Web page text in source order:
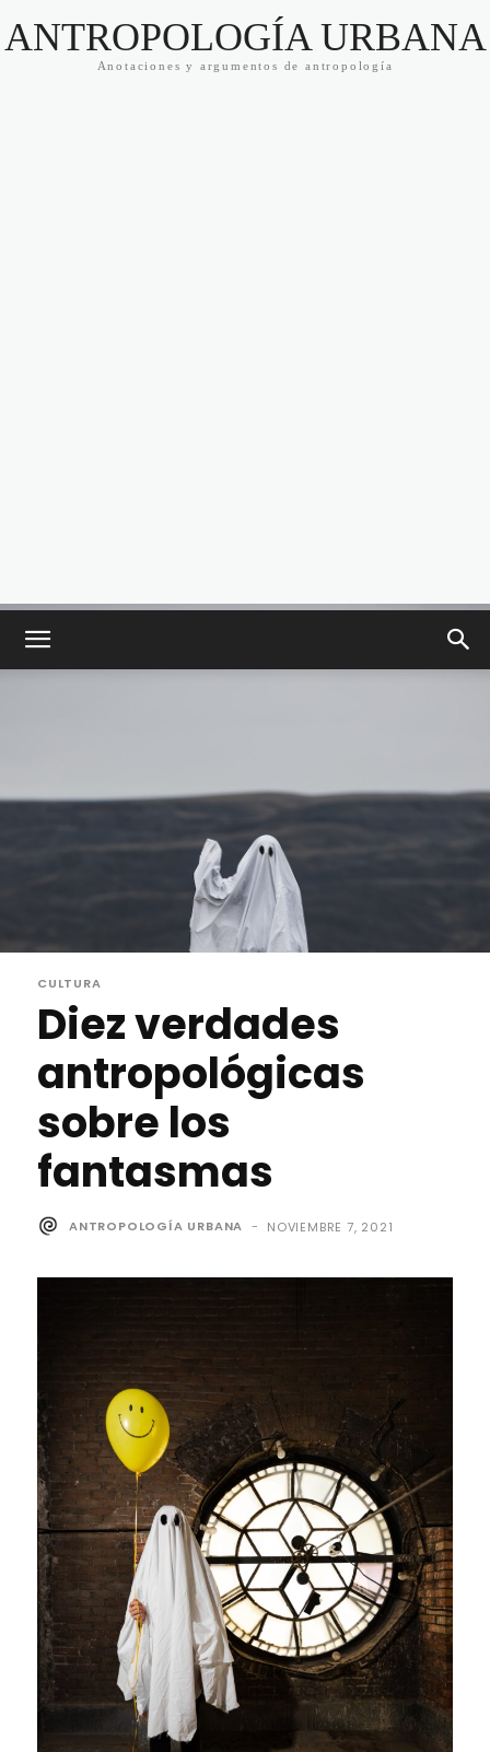
ANTROPOLOGÍA URBANA
Anotaciones y argumentos de antropología
CULTURA
Diez verdades
antropológicas
sobre los
fantasmas
ANTROPOLOGÍA URBANA - NOVIEMBRE 7, 2021